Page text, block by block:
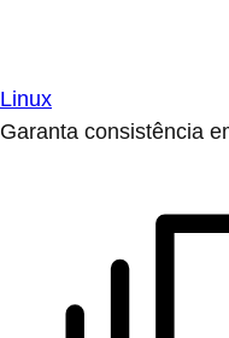
Linux
Garanta consistência